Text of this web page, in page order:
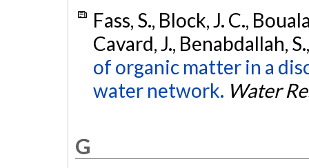
Fass, S., Block, J. C.,
Cavard, J., Benabdallah,
of organic matter in a
water network. Water
G